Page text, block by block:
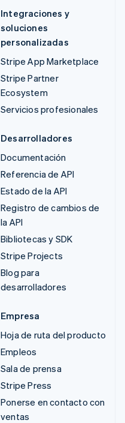
Integraciones y
soluciones
personalizadas
Stripe App Marketplace
Stripe Partner
Ecosystem
Servicios profesionales
Desarrolladores
Documentación
Referencia de API
Estado de la API
Registro de cambios de
la API
Bibliotecas y SDK
Stripe Projects
Blog para
desarrolladores
Empresa
Hoja de ruta del producto
Empleos
Sala de prensa
Stripe Press
Ponerse en contacto con
ventas